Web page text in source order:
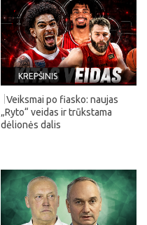
KREPŠINIS
Veiksmai po fiasko: naujas
„Ryto“ veidas ir trūkstama
dėlionės dalis